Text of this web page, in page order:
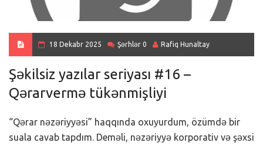
18 Dekabr 2025 Şərhlər 0 Rafiq Hunaltay
Şəkilsiz yazılar seriyası #16 –
Qərarvermə tükənmişliyi
“Qərar nəzəriyyəsi” haqqında oxuyurdum, özümdə bir
suala cavab tapdım. Deməli, nəzəriyyə korporativ və şəxsi